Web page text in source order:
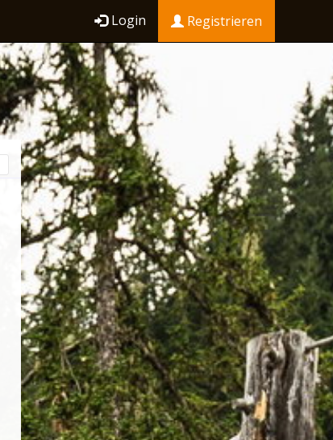
Login Registrieren